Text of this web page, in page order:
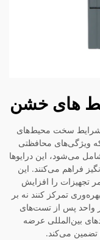
های خشن
شرایط سخت محیط‌های
ویژگی‌های محافظتی
می‌شود، این درایوها
فراهم می‌کنند. این
تجهیزات را افزایش
تمرکز کنند نه بر
واحد پس از تست‌های
بین‌المللی عرضه
تضمین می‌کند.